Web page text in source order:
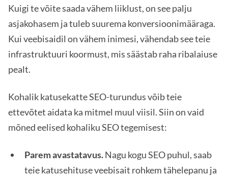
Kuigi te võite saada vähem liiklust, on see palju
asjakohasem ja tuleb suurema konversioonimääraga.
Kui veebisaidil on vähem inimesi, vähendab see teie
infrastruktuuri koormust, mis säästab raha ribalaiuse
pealt.
Kohalik katusekatte SEO-turundus võib teie
ettevõtet aidata ka mitmel muul viisil. Siin on vaid
mõned eelised kohaliku SEO tegemisest:
Parem avastatavus.Nagu kogu SEO puhul, saab
teie katusehituse veebisait rohkem tähelepanu ja